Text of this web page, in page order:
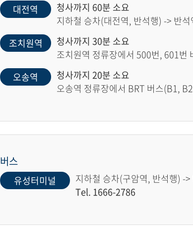
대전역
청사까지 60분 소요
지하철 승차(대전역, 반석행) -> 반
조치원역
청사까지 30분 소요
조치원역 정류장에서 500번, 601번
오송역
청사까지 20분 소요
오송역 정류장에서 BRT 버스(B1,
버스
유성터미널
지하철 승차(구암역, 반석행) -
Tel. 1666-2786